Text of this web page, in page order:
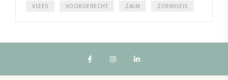
VLEES VOORGERECHT ZALM ZOERVLEIS